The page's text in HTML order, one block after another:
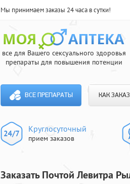
Мы принимаем заказы 24 часа в сутки!
все для Вашего сексуального здоровья
препараты для повышения потенции
ВСЕ ПРЕПАРАТЫ КАК
Круглосуточный
прием заказов
Заказать Почтой Левитра